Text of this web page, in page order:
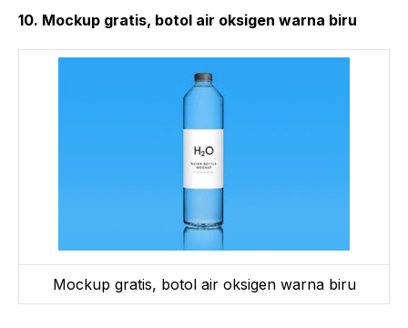
10. Mockup gratis, botol air oksigen warna biru
Mockup gratis, botol air oksigen warna biru